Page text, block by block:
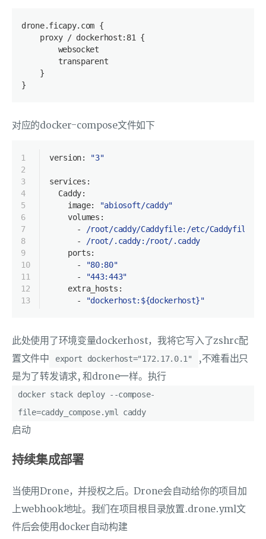
drone.ficapy.com {
    proxy / dockerhost:81 {
        websocket
        transparent
    }
}
对应的docker-compose文件如下
1
2
3
4
5
6
7
8
9
10
11
12
13
version: "3"
services:
Caddy:
image:
"abiosoft/caddy"
volumes:
-
/root/caddy/Caddyfile:/etc/Caddyfile
-
/root/.caddy:/root/.caddy
ports:
-
"80:80"
-
"443:443"
extra_hosts:
-
"dockerhost:${dockerhost}"
此处使用了环境变量dockerhost，我将它写入了zshrc配
置文件中
export dockerhost="172.17.0.1"
,不难看出只
是为了转发请求, 和drone一样。执行
docker stack deploy --compose-
file=caddy_compose.yml caddy
启动
持续集成部署
当使用Drone，并授权之后。Drone会自动给你的项目加
上webhook地址。我们在项目根目录放置.drone.yml文
件后会使用docker自动构建